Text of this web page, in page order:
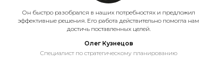
Он быстро разобрался в наших потребностях и предложил
эффективные решения. Его работа действительно помогла нам
достичь поставленных целей.
Олег Кузнецов
Специалист по стратегическому планированию